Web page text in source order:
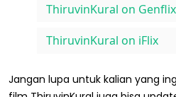
ThiruvinKural on Genflix
ThiruvinKural on iFlix
Jangan lupa untuk kalian yang